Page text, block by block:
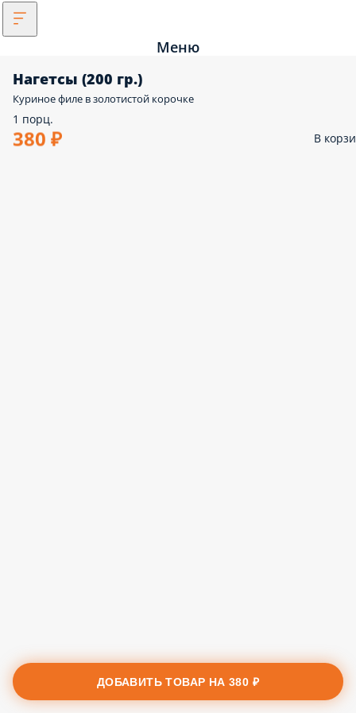
Меню
Нагетсы (200 гр.)
Куриное филе в золотистой корочке
1 порц.
380 ₽ В
ДОБАВИТЬ ТОВАР НА380 ₽